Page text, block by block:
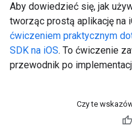
Aby dowiedzieć się, jak
tworząc prostą aplikację na
ćwiczeniem praktycznym
SDK na iOS. To ćwiczenie
przewodnik po
Czy te